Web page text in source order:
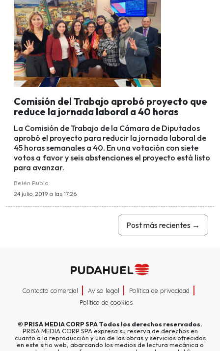
Comisión del Trabajo aprobó proyecto que
reduce la jornada laboral a 40 horas
La Comisión de Trabajo de la Cámara de Diputados
aprobó el proyecto para reducir la jornada laboral de
45 horas semanales a 40. En una votación con siete
votos a favor y seis abstenciones el proyecto está listo
para avanzar.
Belén Rubio
24 julio, 2019 a las 17:26
Post más recientes →
Contacto comercial Aviso legal
Política de privacidad
Política de cookies
© PRISA MEDIA CORP SPATodos los derechos reservados.
PRISA MEDIA CORP SPA expresa su reserva de derechos en
cuanto a la reproducción y uso de las obras y servicios ofrecidos
en este sitio web, abarcando los medios de lectura mecánica o